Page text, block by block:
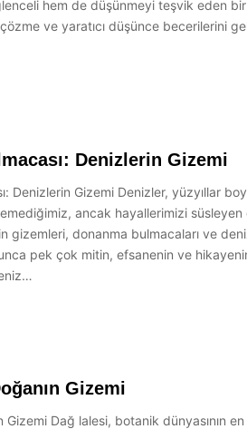
hem de düşünmeyi teşvik eden bir
ve yaratıcı düşünce becerilerini
Denizlerin Gizemi
Denizlerin Gizemi Denizler, yüzyıllar
ancak hayallerimizi
gizemleri, donanma bulmacaları ve
pek çok mitin, efsanenin ve
Gizemi
Gizemi Dağ lalesi, botanik dünyasının